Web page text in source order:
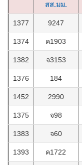
สส.มม.
1377 9247
1374 ค1903
1382 จ3153
1376 184
1452 2990
1375 จ98
1383 จ60
1393 ค1722